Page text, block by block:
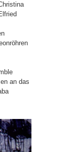
an das